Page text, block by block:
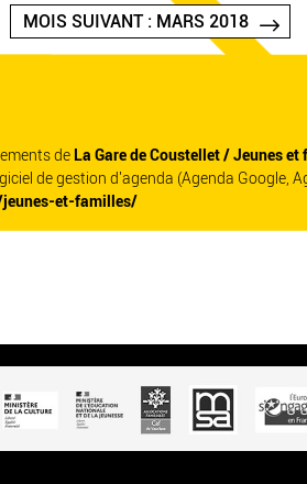
MOIS SUIVANT : MARS 2018
de La Gare de Coustellet / Jeunes
de gestion d'agenda (Agenda Google,
et-familles/